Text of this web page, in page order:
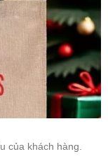
của khách hàng.